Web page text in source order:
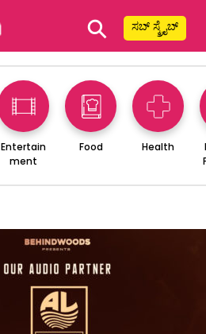
⚲ ಸಬ್ ಸ್ಕ್ರೈಬ್
Entertain
ment
Food Health